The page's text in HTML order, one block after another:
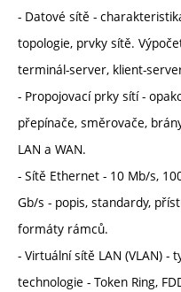
- Datové sítě -
topologie, prvky sítě.
terminál-server, klient-
- Propojovací prky sítí -
přepínače, směrovače,
LAN a WAN.
- Sítě Ethernet - 10 Mb/s,
Gb/s - popis, standardy,
formáty rámců.
- Virtuální sítě LAN (VLAN) -
technologie - Token Ring,